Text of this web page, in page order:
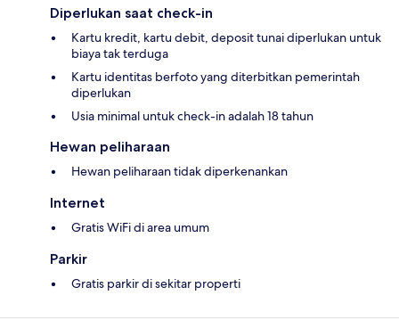
Diperlukan saat check-in
Kartu kredit, kartu debit, deposit tunai diperlukan untuk
biaya tak terduga
Kartu identitas berfoto yang diterbitkan pemerintah
diperlukan
Usia minimal untuk check-in adalah 18 tahun
Hewan peliharaan
Hewan peliharaan tidak diperkenankan
Internet
Gratis WiFi di area umum
Parkir
Gratis parkir di sekitar properti